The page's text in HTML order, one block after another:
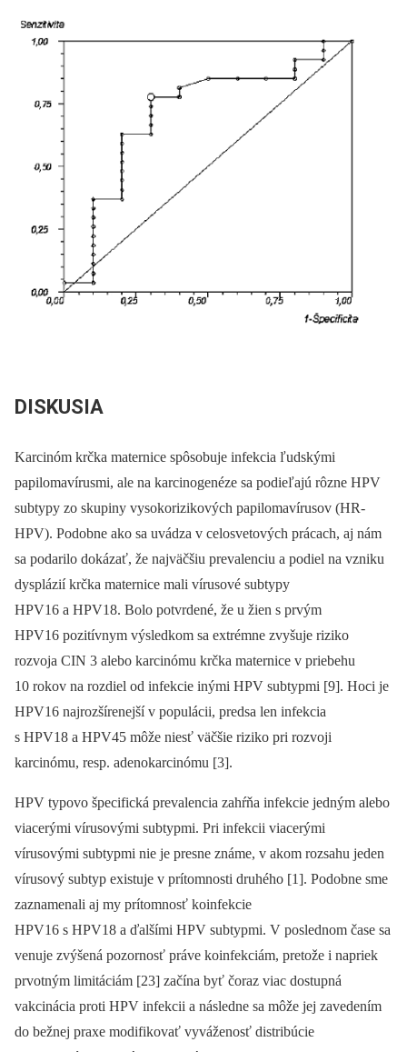
DISKUSIA
Karcinóm krčka maternice spôsobuje infekcia ľudskými
papilomavírusmi, ale na karcinogenéze sa podieľajú rôzne HPV
subtypy zo skupiny vysokorizikových papilomavírusov (HR-
HPV). Podobne ako sa uvádza v celosvetových prácach, aj nám
sa podarilo dokázať, že najväčšiu prevalenciu a podiel na vzniku
dysplázií krčka maternice mali vírusové subtypy
HPV16 a HPV18. Bolo potvrdené, že u žien s prvým
HPV16 pozitívnym výsledkom sa extrémne zvyšuje riziko
rozvoja CIN 3 alebo karcinómu krčka maternice v priebehu
10 rokov na rozdiel od infekcie inými HPV subtypmi [9]. Hoci je
HPV16 najrozšírenejší v populácii, predsa len infekcia
s HPV18 a HPV45 môže niesť väčšie riziko pri rozvoji
karcinómu, resp. adenokarcinómu [3].
HPV typovo špecifická prevalencia zahŕňa infekcie jedným alebo
viacerými vírusovými subtypmi. Pri infekcii viacerými
vírusovými subtypmi nie je presne známe, v akom rozsahu jeden
vírusový subtyp existuje v prítomnosti druhého [1]. Podobne sme
zaznamenali aj my prítomnosť koinfekcie
HPV16 s HPV18 a ďalšími HPV subtypmi. V poslednom čase sa
venuje zvýšená pozornosť práve koinfekciám, pretože i napriek
prvotným limitáciám [23] začína byť čoraz viac dostupná
vakcinácia proti HPV infekcii a následne sa môže jej zavedením
do bežnej praxe modifikovať vyváženosť distribúcie